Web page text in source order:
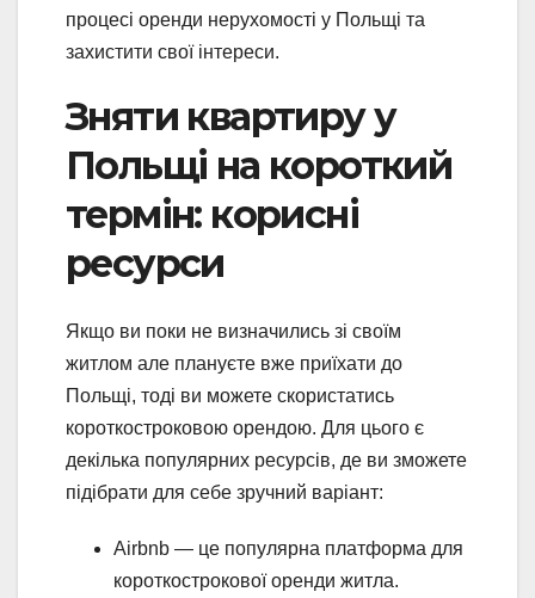
процесі оренди нерухомості у Польщі та
захистити свої інтереси.
Зняти квартиру у
Польщі на короткий
термін: корисні
ресурси
Якщо ви поки не визначились зі своїм
житлом але плануєте вже приїхати до
Польщі, тоді ви можете скористатись
короткостроковою орендою. Для цього є
декілька популярних ресурсів, де ви зможете
підібрати для себе зручний варіант:
Airbnb — це популярна платформа для
короткострокової оренди житла.